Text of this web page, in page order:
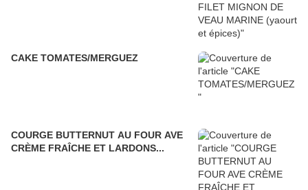
CAKE TOMATES/MERGUEZ
COURGE BUTTERNUT AU FOUR AVE
CRÈME FRAÎCHE ET LARDONS...